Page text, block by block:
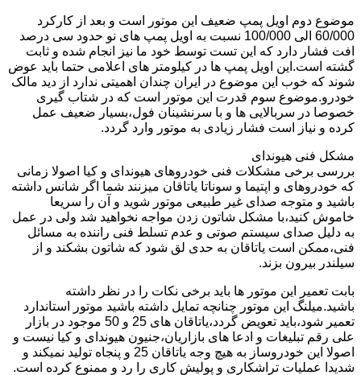
موضوع دوم اویل پمپ ضعیف این موتور است و بعد از کارکرد
60/000 الی 100/000 نسبت به اویل پمپ های نو حدود سی درصد
افت فشار دارد که این تست توسط خود ما نیز انجام شده و ثابت
گشته است.این اویل پمپ ها در کیلومتر های اعلامی حتما باید عوض
شوند که خوب این موضوع در ایران چندان اهمیتی ندارد از دید مالک
خودرو.موضوع سوم قدرت این موتور است که در شتاب گیری
خصوصا در سربالایی ها و با سرنشینان فول،بسیار ضعیف عمل
کرده و نیاز است فشار زیادی به موتور وارد گردد.
مشکل فنی هیوندای
بررسی برخی مشکلات فنی خودروهای هیوندای و کیا اصولا زمانی
که خودروهای و اپتیما و سوناتا یاتاقان میزنند شما اگر شانس داشته
باشید و متوجه صدای غیر طبیعی موتور شوید و آن را سریعا
خاموش کنید،با مشکل شاتون زدن مواجه نخواهید شد ولی در عمل
به دلیل صدای سیستم صوتی و عدم تسلط فنی راننده به مسائل
فنی،ممکن است یاتاقان به حدی لق شود که شاتون بشکند و از
سیلندر بیرون بزند.
بابت تعمیر این موتور ها باید برخی نکات را در نظر داشته
باشید.میلنگ این موتور چنانچه تمایل داشته باشید موتور استاندارد
تعمیر شود،باید تعویض گردد،یاتاقان های 25 و 50 موجود در بازار
علی رقم تبلیغات و ادعا های بازاریان،جنیون هیوندای و کیا نیست و
اصولا این خودروساز به هیچ وجه یاتاقان 25 و پنجاه تولید نمیکند و
شدیدا عملیات تراشکاری و پولیش کاری را رد و ممنوع کرده است.